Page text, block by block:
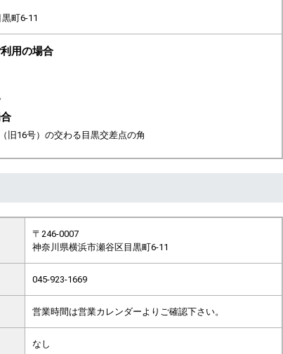
町6-11
用の場合
旧16号）の交わる目黒交差点の角
〒246-0007
神奈川県横浜市瀬谷区目黒町6-11
045-923-1669
営業時間は営業カレンダーよりご確認下さい。
なし